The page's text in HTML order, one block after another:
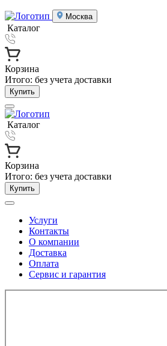
Москва
Каталог
Корзина
Итого: без учета доставки
Купить
Каталог
Корзина
Итого: без учета доставки
Купить
Услуги
Контакты
О компании
Доставка
Оплата
Сервис и гарантия